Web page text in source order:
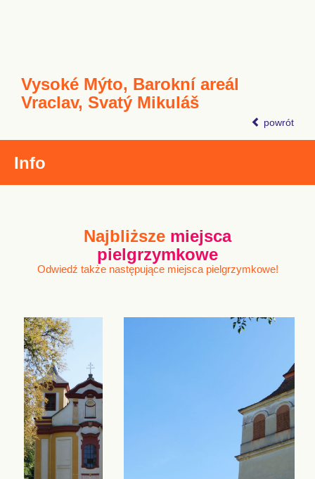
Vysoké Mýto, Barokní areál
Vraclav, Svatý Mikuláš
powrót
Info
Najbliższe miejsca
pielgrzymkowe
Odwiedź także następujące miejsca pielgrzymkowe!